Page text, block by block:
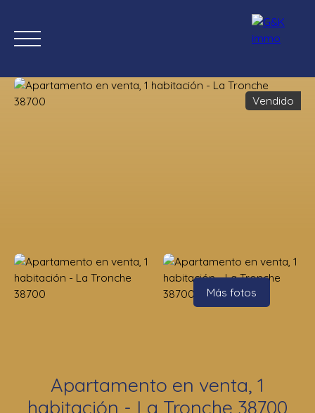
Estimación
Vendido
Más fotos
Apartamento en venta, 1
habitación - La Tronche 38700